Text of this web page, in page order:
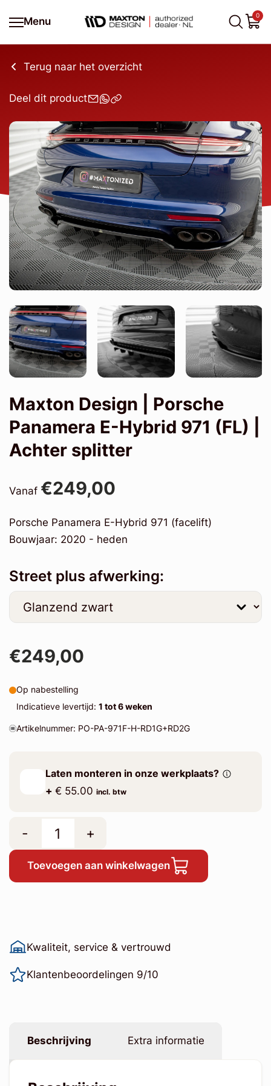
Menu
0
Terug naar het overzicht
Deel dit product
Maxton Design | Porsche
Panamera E-Hybrid 971 (FL) |
Achter splitter
Vanaf €249,00
Porsche Panamera E-Hybrid 971 (facelift)
Bouwjaar: 2020 - heden
Street plus afwerking:
€249,00
Op nabestelling
Indicatieve levertijd: 1 tot 6 weken
Artikelnummer: PO-PA-971F-H-RD1G+RD2G
Laten monteren in onze werkplaats?
+ € 55.00 incl. btw
- +
Toevoegen aan winkelwagen
Kwaliteit, service & vertrouwd
Klantenbeoordelingen 9/10
Beschrijving Extra informatie